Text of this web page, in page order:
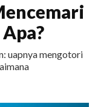
uapnya mengotori